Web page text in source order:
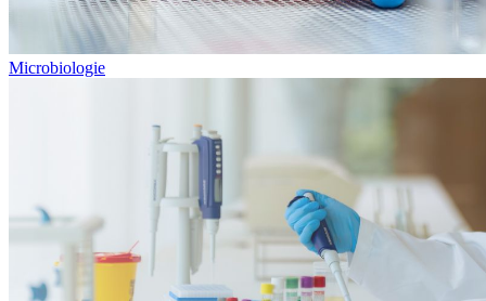
Microbiologie